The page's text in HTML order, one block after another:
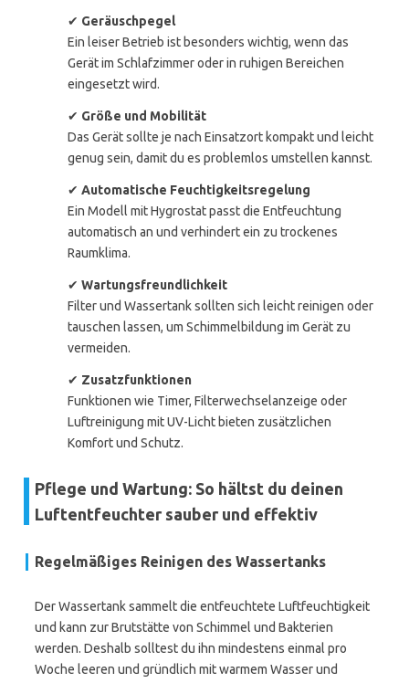
✔ Geräuschpegel
Ein leiser Betrieb ist besonders wichtig, wenn das
Gerät im Schlafzimmer oder in ruhigen Bereichen
eingesetzt wird.
✔ Größe und Mobilität
Das Gerät sollte je nach Einsatzort kompakt und leicht
genug sein, damit du es problemlos umstellen kannst.
✔ Automatische Feuchtigkeitsregelung
Ein Modell mit Hygrostat passt die Entfeuchtung
automatisch an und verhindert ein zu trockenes
Raumklima.
✔ Wartungsfreundlichkeit
Filter und Wassertank sollten sich leicht reinigen oder
tauschen lassen, um Schimmelbildung im Gerät zu
vermeiden.
✔ Zusatzfunktionen
Funktionen wie Timer, Filterwechselanzeige oder
Luftreinigung mit UV-Licht bieten zusätzlichen
Komfort und Schutz.
Pflege und Wartung: So hältst du deinen
Luftentfeuchter sauber und effektiv
Regelmäßiges Reinigen des Wassertanks
Der Wassertank sammelt die entfeuchtete Luftfeuchtigkeit
und kann zur Brutstätte von Schimmel und Bakterien
werden. Deshalb solltest du ihn mindestens einmal pro
Woche leeren und gründlich mit warmem Wasser und